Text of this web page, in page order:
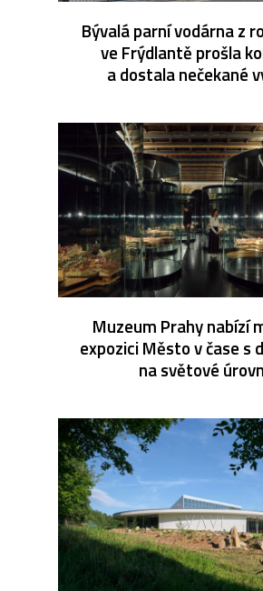
Bývalá parní vodárna z
ve Frýdlantě prošla
a dostala nečekané
Muzeum Prahy nabízí
expozici Město v čase s
na světové